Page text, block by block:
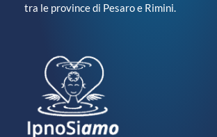
tra le province di Pesaro e Rimini.